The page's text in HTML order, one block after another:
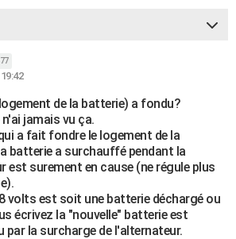
de la batterie) a fondu?
jamais vu ça.
a fait fondre le logement de la
batterie a surchauffé pendant la
est surement en cause (ne régule plus
volts est soit une batterie déchargé ou
écrivez la "nouvelle" batterie est
par la surcharge de l'alternateur.